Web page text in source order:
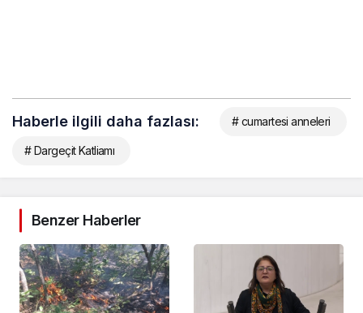
Haberle ilgili daha fazlası: # cumartesi anneleri
# Dargeçit Katliamı
Benzer Haberler